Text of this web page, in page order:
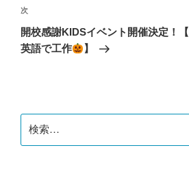
ビ
ゲ
ー
稿
次
の
投
次
開校感謝KIDSイベント開催決定！【
英語で工作
】
索: